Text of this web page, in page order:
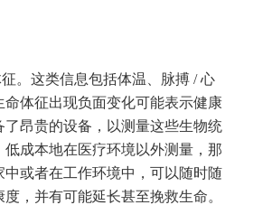
。这类信息包括体温、脉搏 / 心
体征出现负面变化可能表示健康
昂贵的设备，以测量这些生物统
成本地在医疗环境以外测量，那
或者在工作环境中，可以随时随
，并有可能延长甚至挽救生命。